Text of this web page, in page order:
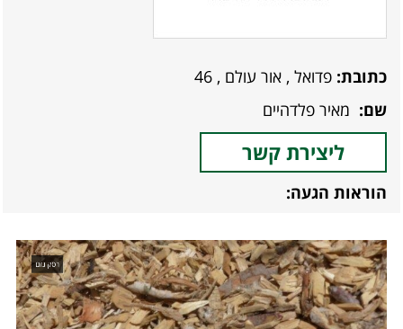
כתובת: פדואל , אור עולם , 46
שם: מאיר פלדהיים
ליצירת קשר
הוראות הגעה:
רסק גזם